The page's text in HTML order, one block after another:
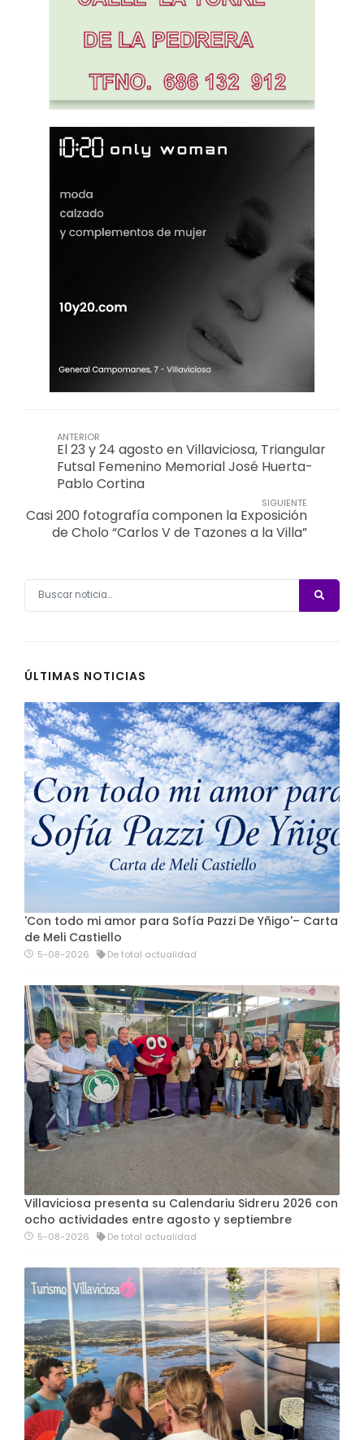
ANTERIOR
El 23 y 24 agosto en Villaviciosa, Triangular
Futsal Femenino Memorial José Huerta-
Pablo Cortina
SIGUIENTE
Casi 200 fotografía componen la Exposición
de Cholo “Carlos V de Tazones a la Villa”
ÚLTIMAS NOTICIAS
'Con todo mi amor para Sofía Pazzi De Yñigo'– Carta
de Meli Castiello
5-08-2026 De total actualidad
Villaviciosa presenta su Calendariu Sidreru 2026 con
ocho actividades entre agosto y septiembre
5-08-2026 De total actualidad